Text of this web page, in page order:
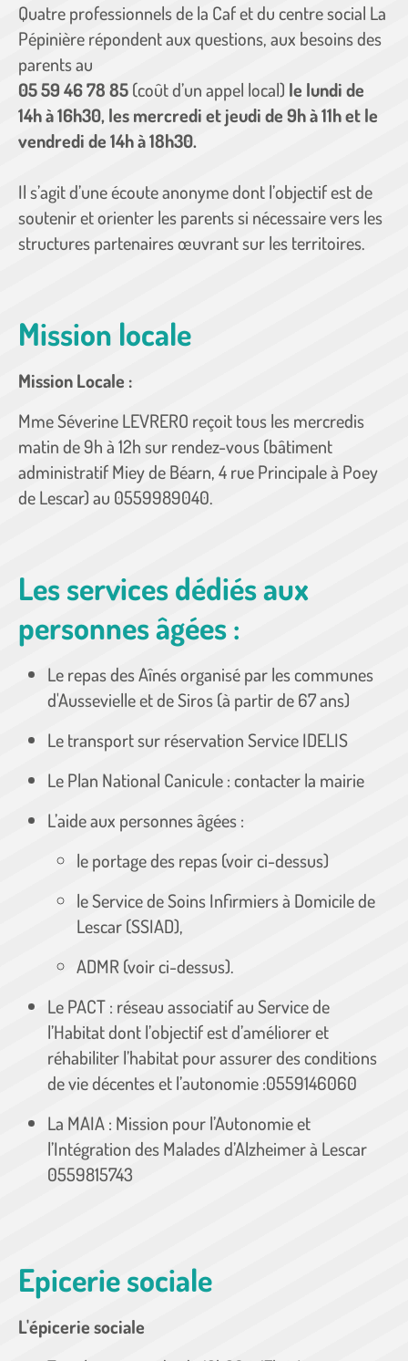
Quatre professionnels de la Caf et du centre social La
Pépinière répondent aux questions, aux besoins des
parents au
05 59 46 78 85(coût d’un appel local) le lundi de
14h à 16h30, les mercredi et jeudi de 9h à 11h et le
vendredi de 14h à 18h30.
Il s’agit d’une écoute anonyme dont l’objectif est de
soutenir et orienter les parents si nécessaire vers les
structures partenaires œuvrant sur les territoires.
Mission locale
Mission Locale :
Mme Séverine LEVRERO reçoit tous les mercredis
matin de 9h à 12h sur rendez-vous (bâtiment
administratif Miey de Béarn, 4 rue Principale à Poey
de Lescar) au 0559989040.
Les services dédiés aux
personnes âgées :
Le repas des Aînés organisé par les communes
d'Aussevielle et de Siros (à partir de 67 ans)
Le transport sur réservation Service IDELIS
Le Plan National Canicule : contacter la mairie
L’aide aux personnes âgées :
le portage des repas (voir ci-dessus)
le Service de Soins Infirmiers à Domicile de
Lescar (SSIAD),
ADMR (voir ci-dessus).
Le PACT : réseau associatif au Service de
l’Habitat dont l’objectif est d’améliorer et
réhabiliter l’habitat pour assurer des conditions
de vie décentes et l’autonomie :0559146060
La MAIA : Mission pour l’Autonomie et
l’Intégration des Malades d’Alzheimer à Lescar
0559815743
Epicerie sociale
L'épicerie sociale